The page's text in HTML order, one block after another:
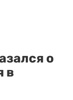
о
в